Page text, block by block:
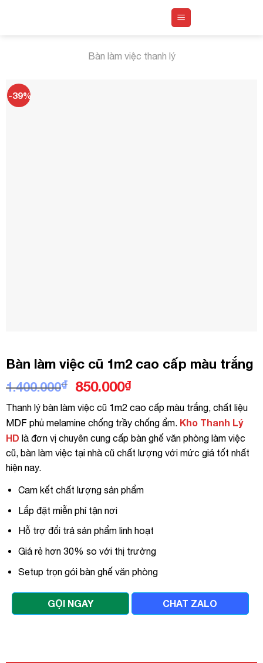
Bàn làm việc thanh lý
-39%
Bàn làm việc cũ 1m2 cao cấp màu trắng
1.400.000₫
Giá
gốc
là:
1.400.000₫.
850.000₫Giá
hiện
tại
là:
850.000₫.
Thanh lý bàn làm việc cũ 1m2 cao cấp màu trắng, chất liệu
MDF phủ melamine chống trầy chống ẩm. Kho Thanh Lý
HD là đơn vị chuyên cung cấp bàn ghế văn phòng làm việc
cũ, bàn làm việc tại nhà cũ chất lượng với mức giá tốt nhất
hiện nay.
Cam kết chất lượng sản phẩm
Lắp đặt miễn phí tận nơi
Hỗ trợ đổi trả sản phẩm linh hoạt
Giá rẻ hơn 30% so với thị trường
Setup trọn gói bàn ghế văn phòng
GỌI NGAY CHAT ZALO